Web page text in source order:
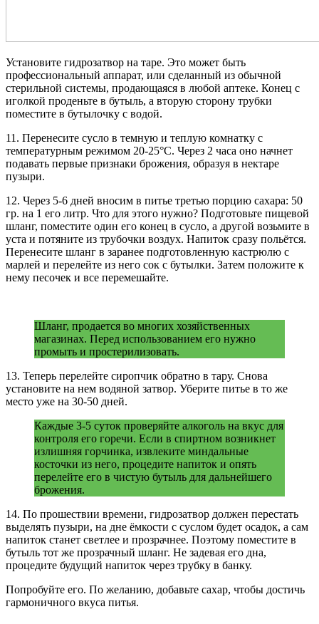
Установите гидрозатвор на таре. Это может быть
профессиональный аппарат, или сделанный из обычной
стерильной системы, продающаяся в любой аптеке. Конец с
иголкой проденьте в бутыль, а вторую сторону трубки
поместите в бутылочку с водой.
11. Перенесите сусло в темную и теплую комнатку с
температурным режимом 20-25°C. Через 2 часа оно начнет
подавать первые признаки брожения, образуя в нектаре
пузыри.
12. Через 5-6 дней вносим в питье третью порцию сахара: 50
гр. на 1 его литр. Что для этого нужно? Подготовьте пищевой
шланг, поместите один его конец в сусло, а другой возьмите в
уста и потяните из трубочки воздух. Напиток сразу польётся.
Перенесите шланг в заранее подготовленную кастрюлю с
марлей и перелейте из него сок с бутылки. Затем положите к
нему песочек и все перемешайте.
Шланг, продается во многих хозяйственных
магазинах. Перед использованием его нужно
промыть и простерилизовать.
13. Теперь перелейте сиропчик обратно в тару. Снова
установите на нем водяной затвор. Уберите питье в то же
место уже на 30-50 дней.
Каждые 3-5 суток проверяйте алкоголь на вкус для
контроля его горечи. Если в спиртном возникнет
излишняя горчинка, извлеките миндальные
косточки из него, процедите напиток и опять
перелейте его в чистую бутыль для дальнейшего
брожения.
14. По прошествии времени, гидрозатвор должен перестать
выделять пузыри, на дне ёмкости с суслом будет осадок, а сам
напиток станет светлее и прозрачнее. Поэтому поместите в
бутыль тот же прозрачный шланг. Не задевая его дна,
процедите будущий напиток через трубку в банку.
Попробуйте его. По желанию, добавьте сахар, чтобы достичь
гармоничного вкуса питья.